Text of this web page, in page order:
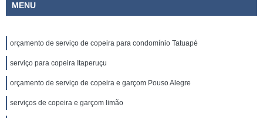
MENU
orçamento de serviço de copeira para condomínio Tatuapé
serviço para copeira Itaperuçu
orçamento de serviço de copeira e garçom Pouso Alegre
serviços de copeira e garçom limão